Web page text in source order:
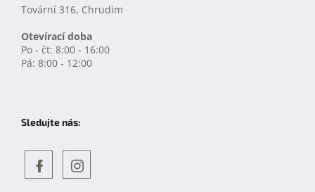
Tovární 316, Chrudim
Otevírací doba
Po - čt: 8:00 - 16:00
Pá: 8:00 - 12:00
Sledujte nás: